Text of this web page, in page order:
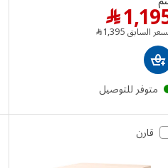
﷼السعر ﷼ 1195
السابق ﷼1,395 السعر السابق ﷼ 1395
للتوصيل
قارن